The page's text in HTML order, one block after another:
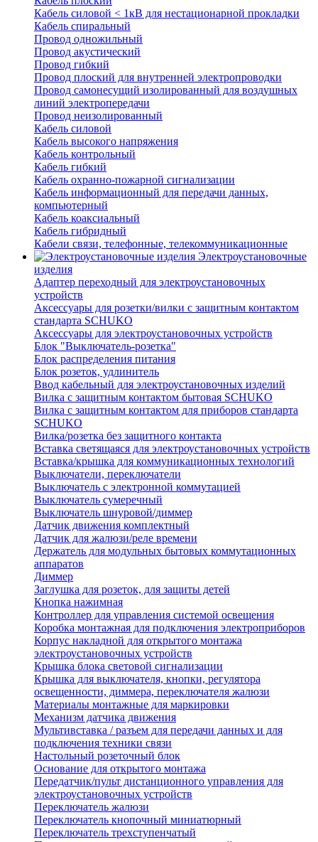
Кабель силовой < 1кВ для нестационарной прокладки
Кабель спиральный
Провод одножильный
Провод акустический
Провод гибкий
Провод плоский для внутренней электропроводки
Провод самонесущий изолированный для воздушных
линий электропередачи
Провод неизолированный
Кабель силовой
Кабель высокого напряжения
Кабель контрольный
Кабель гибкий
Кабель охранно-пожарной сигнализации
Кабель информационный для передачи данных,
компьютерный
Кабель коаксиальный
Кабель гибридный
Кабели связи, телефонные, телекоммуникационные
Электроустановочные
изделия
Адаптер переходный для электроустановочных
устройств
Аксессуары для розетки/вилки с защитным контактом
стандарта SCHUKO
Аксессуары для электроустановочных устройств
Блок "Выключатель-розетка"
Блок распределения питания
Блок розеток, удлинитель
Ввод кабельный для электроустановочных изделий
Вилка с защитным контактом бытовая SCHUKO
Вилка с защитным контактом для приборов стандарта
SCHUKO
Вилка/розетка без защитного контакта
Вставка светящаяся для электроустановочных устройств
Вставка/крышка для коммуникационных технологий
Выключатели, переключатели
Выключатель с электронной коммутацией
Выключатель сумеречный
Выключатель шнуровой/диммер
Датчик движения комплектный
Датчик для жалюзи/реле времени
Держатель для модульных бытовых коммутационных
аппаратов
Диммер
Заглушка для розеток, для защиты детей
Кнопка нажимная
Контроллер для управления системой освещения
Коробка монтажная для подключения электроприборов
Корпус накладной для открытого монтажа
электроустановочных устройств
Крышка блока световой сигнализации
Крышка для выключателя, кнопки, регулятора
освещенности, диммера, переключателя жалюзи
Материалы монтажные для маркировки
Механизм датчика движения
Мультивставка / разъем для передачи данных и для
подключения техники связи
Настольный розеточный блок
Основание для открытого монтажа
Передатчик/пульт дистанционного управления для
электроустановочных устройств
Переключатель жалюзи
Переключатель кнопочный миниатюрный
Переключатель трехступенчатый